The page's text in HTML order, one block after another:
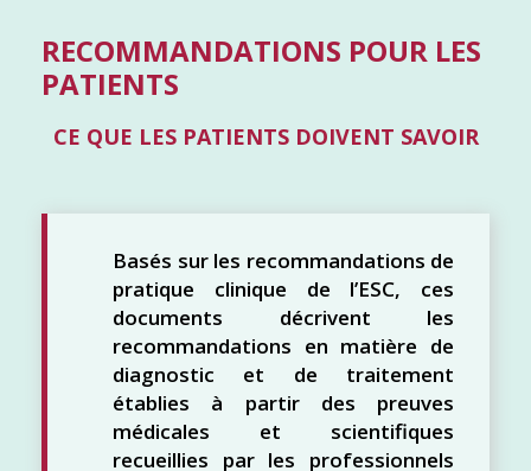
RECOMMANDATIONS POUR LES
PATIENTS
CE QUE LES PATIENTS DOIVENT SAVOIR
Basés sur les recommandations de
pratique clinique de l’ESC, ces
documents décrivent les
recommandations en matière de
diagnostic et de traitement
établies à partir des preuves
médicales et scientifiques
recueillies par les professionnels